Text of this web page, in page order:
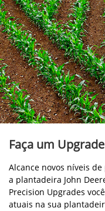
Faça um
Alcance novos níveis
a plantadeira John
Precision Upgrades
atuais na sua